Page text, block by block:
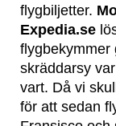
flygbiljetter.
Expedia.se
flygbekymmer
skräddarsy
vart. Då vi
för att sedan